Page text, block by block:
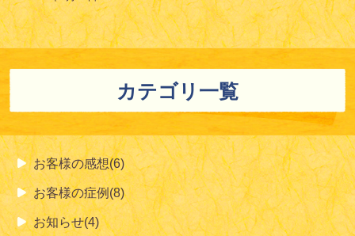
カテゴリ一覧
お客様の感想(6)
お客様の症例(8)
お知らせ(4)